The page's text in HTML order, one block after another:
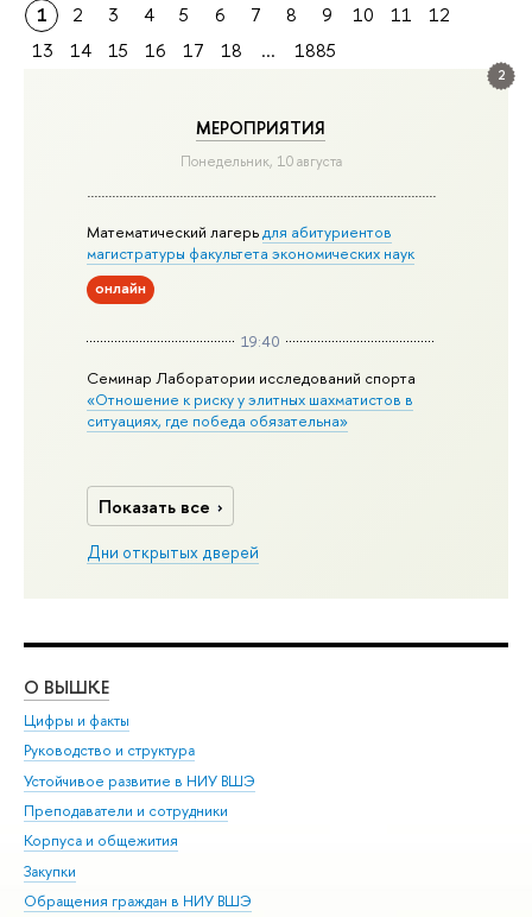
2
МЕРОПРИЯТИЯ
Понедельник, 10 августа
Математический лагерьдля абитуриентов
магистратуры факультета экономических наук
онлайн
19:40
Семинар Лаборатории исследований спорта
«Отношение к риску у элитных шахматистов в
ситуациях, где победа обязательна»
Показать все
Дни открытых дверей
1 2 3 4 5 6 7 8 9 10 11
12
13
14 15 16 17 18 ... 1885
О ВЫШКЕ
Цифры и факты
Руководство и структура
Устойчивое развитие в НИУ ВШЭ
Преподаватели и сотрудники
Корпуса и общежития
Закупки
Обращения граждан в НИУ ВШЭ